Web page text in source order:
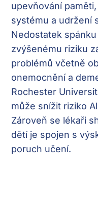
upevňování
systému a udržení
Nedostatek
zvýšenému riziku
problémů včetně
onemocnění a
Rochester
může snížit riziko
Zároveň se lékaři
dětí je spojen s
poruch učení.